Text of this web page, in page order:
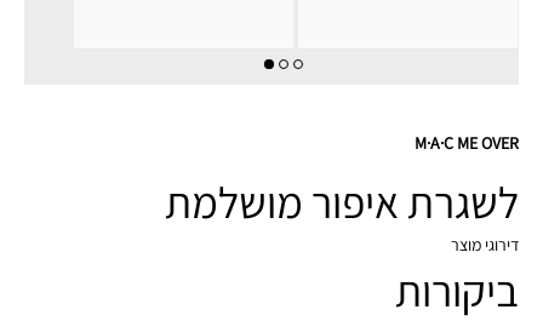
M·A·C ME OVER
לשגרת איפור מושלמת
דירוגי מוצר
ביקורות